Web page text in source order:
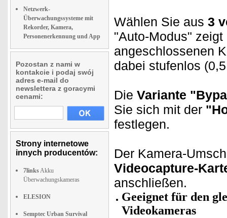
Netzwerk-
Überwachungssysteme mit
Rekorder, Kamera,
Personenerkennung und App
Pozostan z nami w
kontakcie i podaj swój
adres e-mail do
newslettera z goracymi
cenami:
Strony internetowe
innych producentów:
7linksAkku
Überwachungskameras
ELESION
Semptec Urban Survival
Wählen Sie aus 3
"Auto-Modus"
angeschlossenen
dabei stufenlos
Die Variante
Sie sich mit der
festlegen.
Der Kamera-
Videocapture-
anschließen.
Geeignet für den
Videokameras